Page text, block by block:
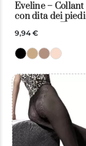
Eveline – Collant
con dita dei piedi
9,94 €